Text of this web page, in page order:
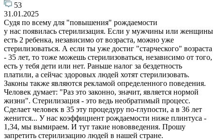
53
31.01.2025
Судя по всему для "повышения" рождаемости
у нас появилась стерилизация. Если у мужчины или женщины
есть 2 ребенка, независимо от возраста, можно уже
стерилизоваться. А если ты уже достиг "старческого" возраста
- 35 лет, то тоже можешь стерилизоваться, независимо от того,
есть у тебя дети или нет. Раньше налог за бездетность
платили, а сейчас здоровых людей хотят стерилизовать.
Законы также являются рекламой определенного поведения.
Человек думает: "Раз это законно, значит, является нормой
жизни". Стерилизация - это ведь необратимый процесс.
Сделает человек в 35 эту процедуру по-глупости, а в 36 лет
женится... У нас коэффициент рождаемости ниже плинтуса -
1,34, мы вымираем. И тут такие нововведения. Прошу
запретить стерилизацию людей в нашей стране.